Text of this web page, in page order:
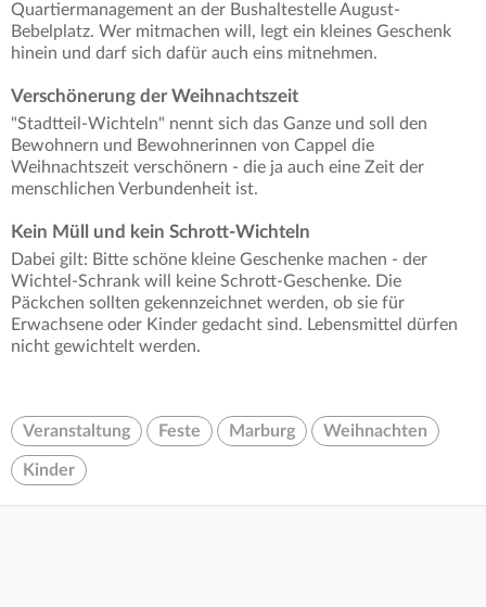
Quartiermanagement an der Bushaltestelle August-
Bebelplatz. Wer mitmachen will, legt ein kleines Geschenk
hinein und darf sich dafür auch eins mitnehmen.
Verschönerung der Weihnachtszeit
"Stadtteil-Wichteln" nennt sich das Ganze und soll den
Bewohnern und Bewohnerinnen von Cappel die
Weihnachtszeit verschönern - die ja auch eine Zeit der
menschlichen Verbundenheit ist.
Kein Müll und kein Schrott-Wichteln
Dabei gilt: Bitte schöne kleine Geschenke machen - der
Wichtel-Schrank will keine Schrott-Geschenke. Die
Päckchen sollten gekennzeichnet werden, ob sie für
Erwachsene oder Kinder gedacht sind. Lebensmittel dürfen
nicht gewichtelt werden.
Veranstaltung Feste Marburg Weihnachten
Kinder